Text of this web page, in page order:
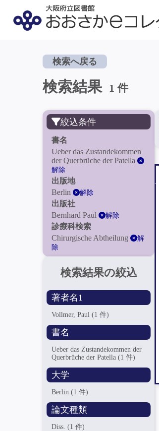
検索へ戻る
検索結果 1 件
絞込条件
書名
Ueber das Zustandekommen
der Querbrüche der Patella
解除
出版地
Berlin
解除
出版社
Bernhard Paul
解除
診療科検索
Chirurgische Abtheilung
解
除
検索結果の絞込
著者名1
Vollmer, Paul(1 件)
書名
Ueber das Zustandekommen der
Querbrüche der Patella(1 件)
大学
Berlin(1 件)
論文種類
Diss.(1 件)